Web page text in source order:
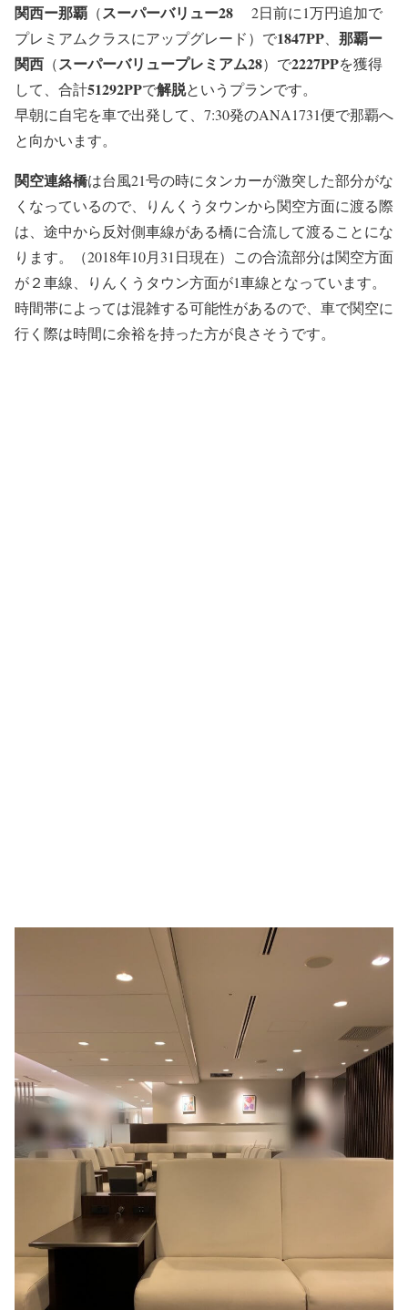
関西ー那覇 （スーパーバリュー28
2日前に1万円追加で
プレミアムクラスにアップグレード）で1847PP
那覇ー
関西 （スーパーバリュープレミアム28）で2227PPを獲得
して、合計51292PPで解脱というプランです。
早朝に自宅を車で出発して、7:30発のANA1731便で那覇へ
と向かいます。
関空連絡橋は台風21号の時にタンカーが激突した部分がな
くなっているので、りんくうタウンから関空方面に渡る際
は、途中から反対側車線がある橋に合流して渡ることにな
ります。（2018年10月31日現在）この合流部分は関空方面
が２車線、りんくうタウン方面が1車線となっています。
時間帯によっては混雑する可能性があるので、 車で関空に
行く際は時間に余裕を持った方が良さそうです。